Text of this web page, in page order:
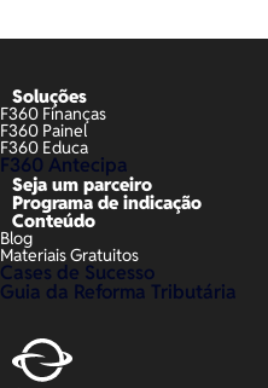
Soluções
F360 Finanças
F360 Painel
F360 Educa
F360 Antecipa
Seja um parceiro
Programa de indicação
Conteúdo
Blog
Materiais Gratuitos
Cases de Sucesso
Guia da Reforma Tributária